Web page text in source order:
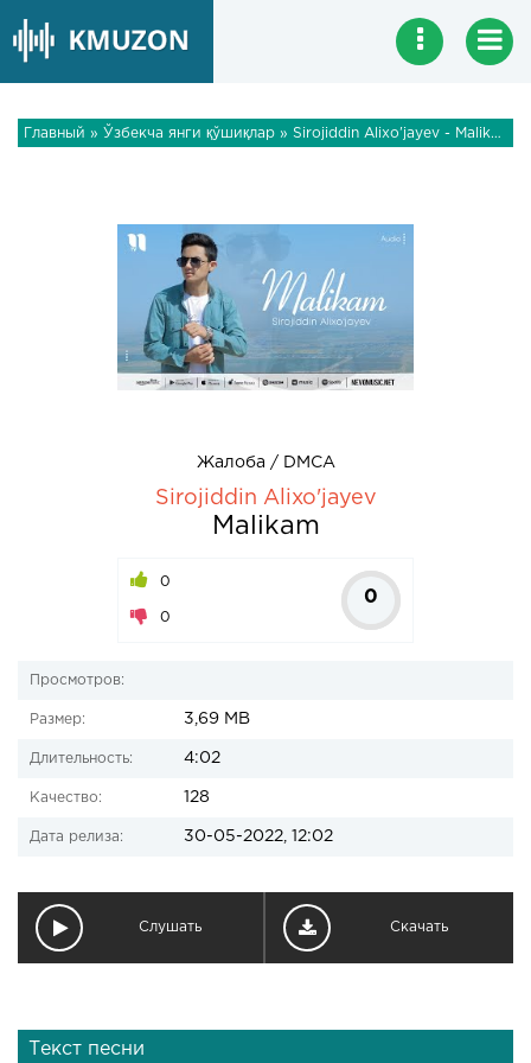
Главный » Ўзбекча янги қўшиқлар » Sirojiddin Alixo'jayev - Malikam
Жалоба / DMCA
Sirojiddin Alixo'jayev
Malikam
0
0
0
Просмотров:
Размер: 3,69 MB
Длительность: 4:02
Качество: 128
Дата релиза: 30-05-2022, 12:02
Слушать Скачать
Текст песни